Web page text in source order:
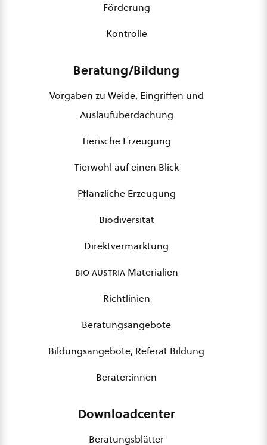
Förderung
Kontrolle
Beratung/Bildung
Vorgaben zu Weide, Eingriffen und
Auslaufüberdachung
Tierische Erzeugung
Tierwohl auf einen Blick
Pflanzliche Erzeugung
Biodiversität
Direktvermarktung
bio austriaMaterialien
Richtlinien
Beratungsangebote
Bildungsangebote, Referat Bildung
Berater:innen
Downloadcenter
Beratungsblätter